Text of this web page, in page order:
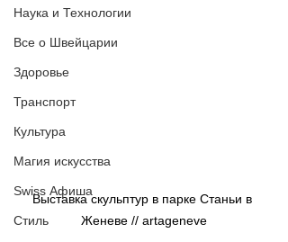
Наука и Технологии
Все о Швейцарии
Здоровье
Транспорт
Культура
Магия искусства
Swiss Афиша
Стиль
Выставка скульптур в парке Станьи в
Женеве // artageneve